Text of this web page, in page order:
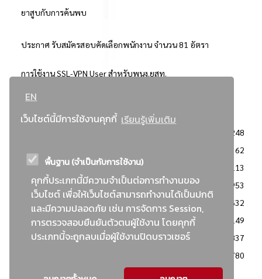
EN
เว็บไซต์นี้มีการใช้งานคุกกี้ เรียนรู้เพิ่มเติม
พื้นฐาน (จำเป็นกับการใช้งาน)
คุกกี้ประเภทนี้มีความจำเป็นต่อการทำงานของ
เว็บไซต์ เพื่อให้เว็บไซต์สามารถทำงานได้เป็นปกติ
และมีความปลอดภัย เช่น การจัดการ Session,
การตรวจสอบยืนยันตัวตนผู้ใช้งาน โดยคุกกี้
ประเภทนี้จะถูกลบเมื่อผู้ใช้งานปิดบราวเซอร์
ยาสูบกับการค้นพบ
ประกาศ รับสมัครสอบคัดเลือกพนักงาน จำนวน 81 อัตรา
การใช้งาน SSL-VPN User สำหรับพนง.ยสท.
..ยอดนิยม..
3248
2362
: วิธีเฉพาะเจาะจง
2113
ข่าวสาร/ประกาศ
1953
: เอกสารส่งเสริมความโปร่งใสในการจัดซื้อจัดจ้าง
1632
ข่าวสารจัดซื้อจัดจ้าง
1149
: แผนการจัดซื้อจัดจ้าง
837
780